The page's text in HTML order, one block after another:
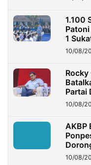
1.100
1
10/08/
Rocky
Partai
10/08/
AKBP
10/08/